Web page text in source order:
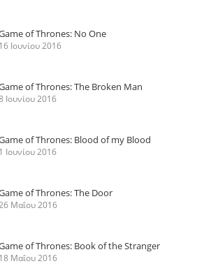
of Thrones: No One
16 Ιουνίου 2016
of Thrones: The Broken Man
Ιουνίου 2016
of Thrones: Blood of my Blood
1 Ιουνίου 2016
of Thrones: The Door
Μαΐου 2016
of Thrones: Book of the Stranger
18 Μαΐου 2016